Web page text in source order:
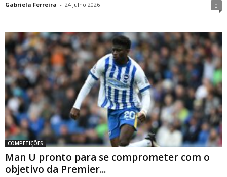
Gabriela Ferreira - 24 Julho 2026 0
COMPETIÇÕES
Man U pronto para se comprometer com o
objetivo da Premier...